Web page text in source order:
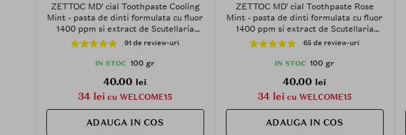
ZETTOC MD' cial Toothpaste Cooling
Mint - pasta de dinti formulata cu fluor
1400 ppm si extract de Scutellaria
Baicalensis, care contribuie la
prevenirea si combaterea afectiunilor
parodontale precum gingivita si
gingiilor si a dintilor - 100 gr
91 de review-uri
IN STOC 100 gr
40.00 lei
34 lei cu WELCOME15
ADAUGA IN COS
ZETTOC MD' cial Toothpaste Rose
Mint - pasta de dinti formulata cu fluor
1400 ppm si extract de Scutellaria
Baicalensis, care contribuie la
prevenirea si combaterea afectiunilor
parodontale precum gingivita si
gingiilor si a dintilor - 100 gr
65 de review-uri
IN STOC 100 gr
40.00 lei
34 lei cu WELCOME15
ADAUGA IN COS